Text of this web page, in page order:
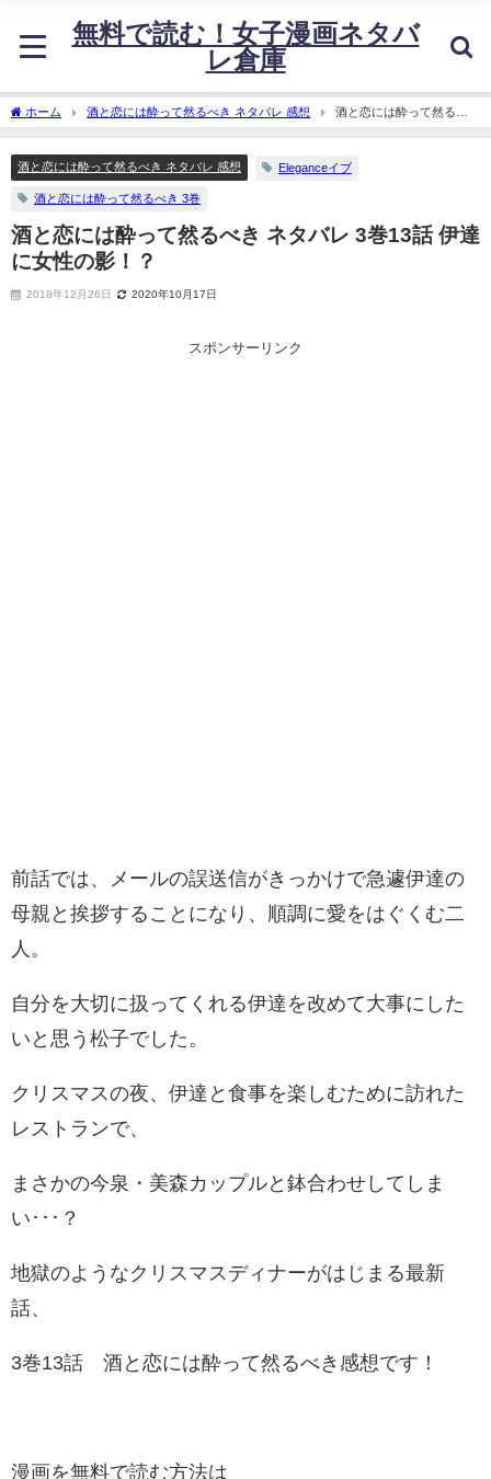
無料で読む！女子漫画ネタバ
レ倉庫
ホーム 酒と恋には酔って然るべき ネタバレ 感想
酒と恋には酔って然るべ
き ネタバレ 3巻13話 伊達に女性の影！？
酒と恋には酔って然るべき ネタバレ 感想 Eleganceイブ
酒と恋には酔って然るべき 3巻
酒と恋には酔って然るべき ネタバレ 3巻13話 伊達
に女性の影！？
2018年12月26日 2020年10月17日
スポンサーリンク
前話では、メールの誤送信がきっかけで急遽伊達の
母親と挨拶することになり、順調に愛をはぐくむ二
人。
自分を大切に扱ってくれる伊達を改めて大事にした
いと思う松子でした。
クリスマスの夜、伊達と食事を楽しむために訪れた
レストランで、
まさかの今泉・美森カップルと鉢合わせしてしま
い･･･？
地獄のようなクリスマスディナーがはじまる最新
話、
3巻13話 酒と恋には酔って然るべき感想です！
漫画を無料で読む方法は